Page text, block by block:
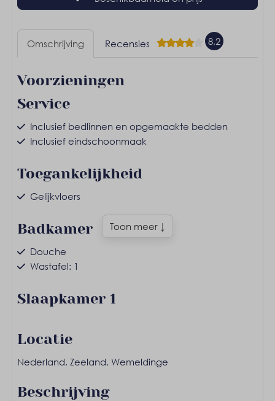
Omschrijving Recensies 8,2
Voorzieningen
Service
Inclusief bedlinnen en opgemaakte bedden
Inclusief eindschoonmaak
Toegankelijkheid
Gelijkvloers
Badkamer
Douche
Wastafel: 1
Slaapkamer 1
Tweepersoonsbed: 1
Slaapkamer 2
Eenpersoonsbed: 2
Toon meer ↓
Locatie
Nederland, Zeeland, Wemeldinge
Beschrijving